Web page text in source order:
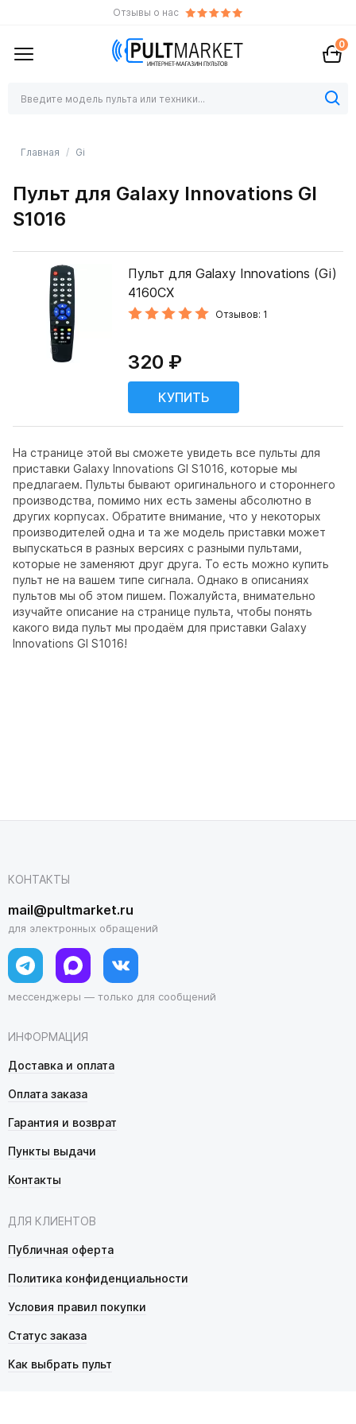
Отзывы о нас
0
Главная Gi
Пульт для Galaxy Innovations GI
S1016
На странице этой вы сможете увидеть все пульты для
приставки Galaxy Innovations GI S1016, которые мы
предлагаем. Пульты бывают оригинального и стороннего
производства, помимо них есть замены абсолютно в
других корпусах. Обратите внимание, что у некоторых
производителей одна и та же модель приставки может
выпускаться в разных версиях с разными пультами,
которые не заменяют друг друга. То есть можно купить
пульт не на вашем типе сигнала. Однако в описаниях
пультов мы об этом пишем. Пожалуйста, внимательно
изучайте описание на странице пульта, чтобы понять
какого вида пульт мы продаём для приставки Galaxy
Innovations GI S1016!
Пульт для Galaxy Innovations (Gi)
4160CX
Отзывов: 1
320 ₽
ИНФОРМАЦИЯ
Доставка и оплата
Оплата заказа
Гарантия и возврат
Пункты выдачи
Контакты
ДЛЯ КЛИЕНТОВ
Публичная оферта
Политика конфиденциальности
Условия правил покупки
Статус заказа
Как выбрать пульт
КОНТАКТЫ
mail@pultmarket.ru
для электронных обращений
мессенджеры — только для сообщений